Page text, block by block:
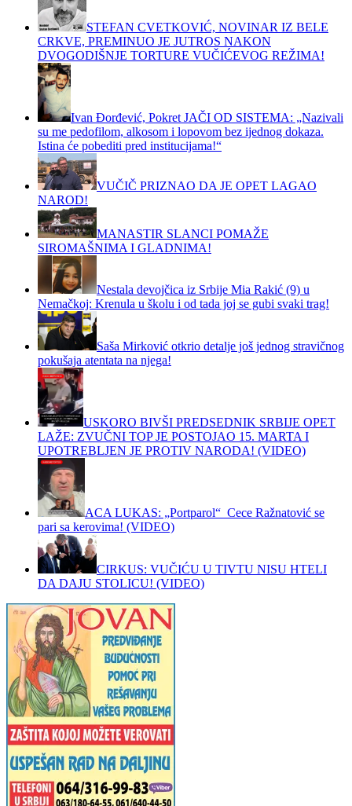
STEFAN CVETKOVIĆ, NOVINAR IZ BELE
CRKVE, PREMINUO JE JUTROS NAKON
DVOGODIŠNJE TORTURE VUČIĆEVOG REŽIMA!
Ivan Đorđević, Pokret JAČI OD SISTEMA: „Nazivali
su me pedofilom, alkosom i lopovom bez ijednog dokaza.
Istina će pobediti pred institucijama!“
VUČIČ PRIZNAO DA JE OPET LAGAO
NAROD!
MANASTIR SLANCI POMAŽE
SIROMAŠNIMA I GLADNIMA!
Nestala devojčica iz Srbije Mia Rakić (9) u
Nemačkoj: Krenula u školu i od tada joj se gubi svaki trag!
Saša Mirković otkrio detalje još jednog stravičnog
pokušaja atentata na njega!
USKORO BIVŠI PREDSEDNIK SRBIJE OPET
LAŽE: ZVUČNI TOP JE POSTOJAO 15. MARTA I
UPOTREBLJEN JE PROTIV NARODA! (VIDEO)
ACA LUKAS: „Portparol“ Cece Ražnatović se
pari sa kerovima! (VIDEO)
CIRKUS: VUČIĆU U TIVTU NISU HTELI
DA DAJU STOLICU! (VIDEO)